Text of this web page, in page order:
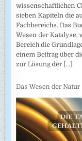
wissenschaftlichen
sieben Kapiteln die
Fachbereichs. Das
Wesen der Katalyse,
Bereich die
einem Beitrag über
zur Lösung der [...]
Das Wesen der Natur